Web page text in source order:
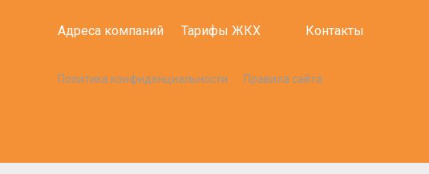
Адреса компаний Тарифы ЖКХ Контакты
Политика конфиденциальности Правила сайта